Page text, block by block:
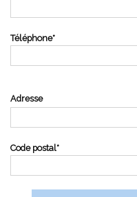
Téléphone*
Adresse
Code postal*